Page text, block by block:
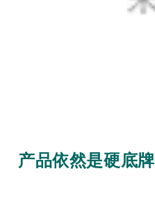
产品依然是硬底牌